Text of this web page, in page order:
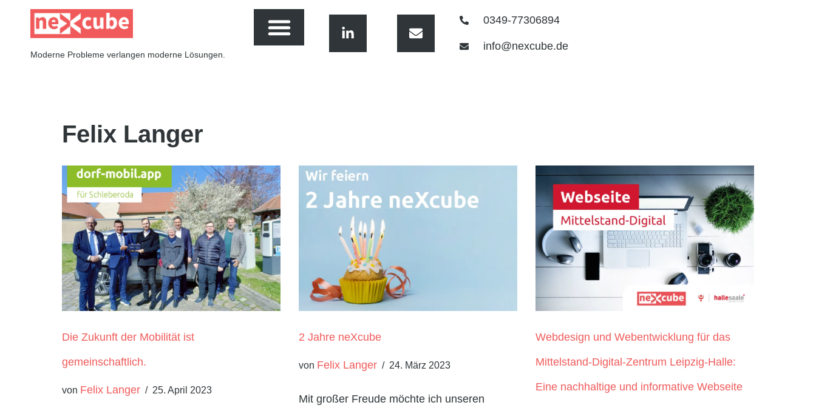
Zum
InhaltModerne Probleme verlangen moderne Lösungen.
0349-77306894
info@nexcube.de
Felix Langer
Die Zukunft der Mobilität ist
gemeinschaftlich.
von Felix Langer 25. April 2023
2 Jahre neXcube
von Felix Langer 24. März 2023
Mit großer Freude möchte ich unseren
Webdesign und Webentwicklung für das
Mittelstand-Digital-Zentrum Leipzig-Halle:
Eine nachhaltige und informative Webseite